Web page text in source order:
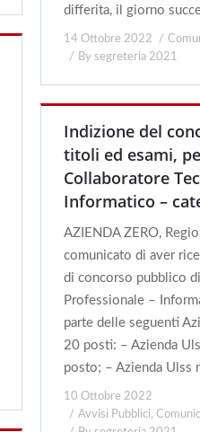
differita, il giorno
14 Ottobre 2022
By segreteria 2021
Indizione del
titoli ed esami,
Collaboratore
Informatico –
AZIENDA ZERO,
comunicato di aver
di concorso pubblico
Professionale –
parte delle seguenti
20 posti: – Azienda
posto; – Azienda Ulss
10 Ottobre 2022
Avvisi Pubblici,